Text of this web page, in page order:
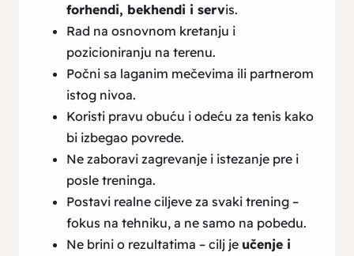
forhendi, bekhendi i servis.
Rad na osnovnom kretanju i
pozicioniranju na terenu.
Počni sa laganim mečevima ili partnerom
istog nivoa.
Koristi pravu obuću i odeću za tenis kako
bi izbegao povrede.
Ne zaboravi zagrevanje i istezanje pre i
posle treninga.
Postavi realne ciljeve za svaki trening –
fokus na tehniku, a ne samo na pobedu.
Ne brini o rezultatima – cilj je učenje i